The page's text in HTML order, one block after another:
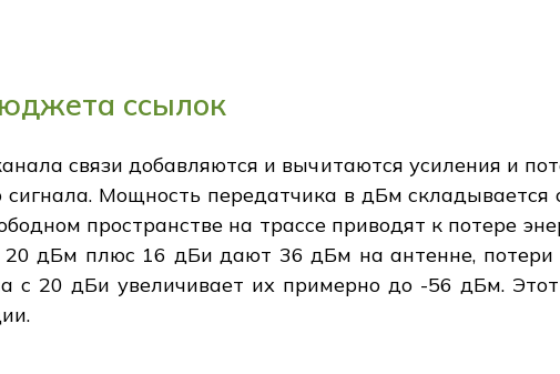
ссылок
связи добавляются и вычитаются усиления и
Мощность передатчика в дБм
пространстве на трассе приводят к потере
дБм плюс 16 дБи дают 36 дБм на антенне,
с 20 дБи увеличивает их примерно до -56 дБм.